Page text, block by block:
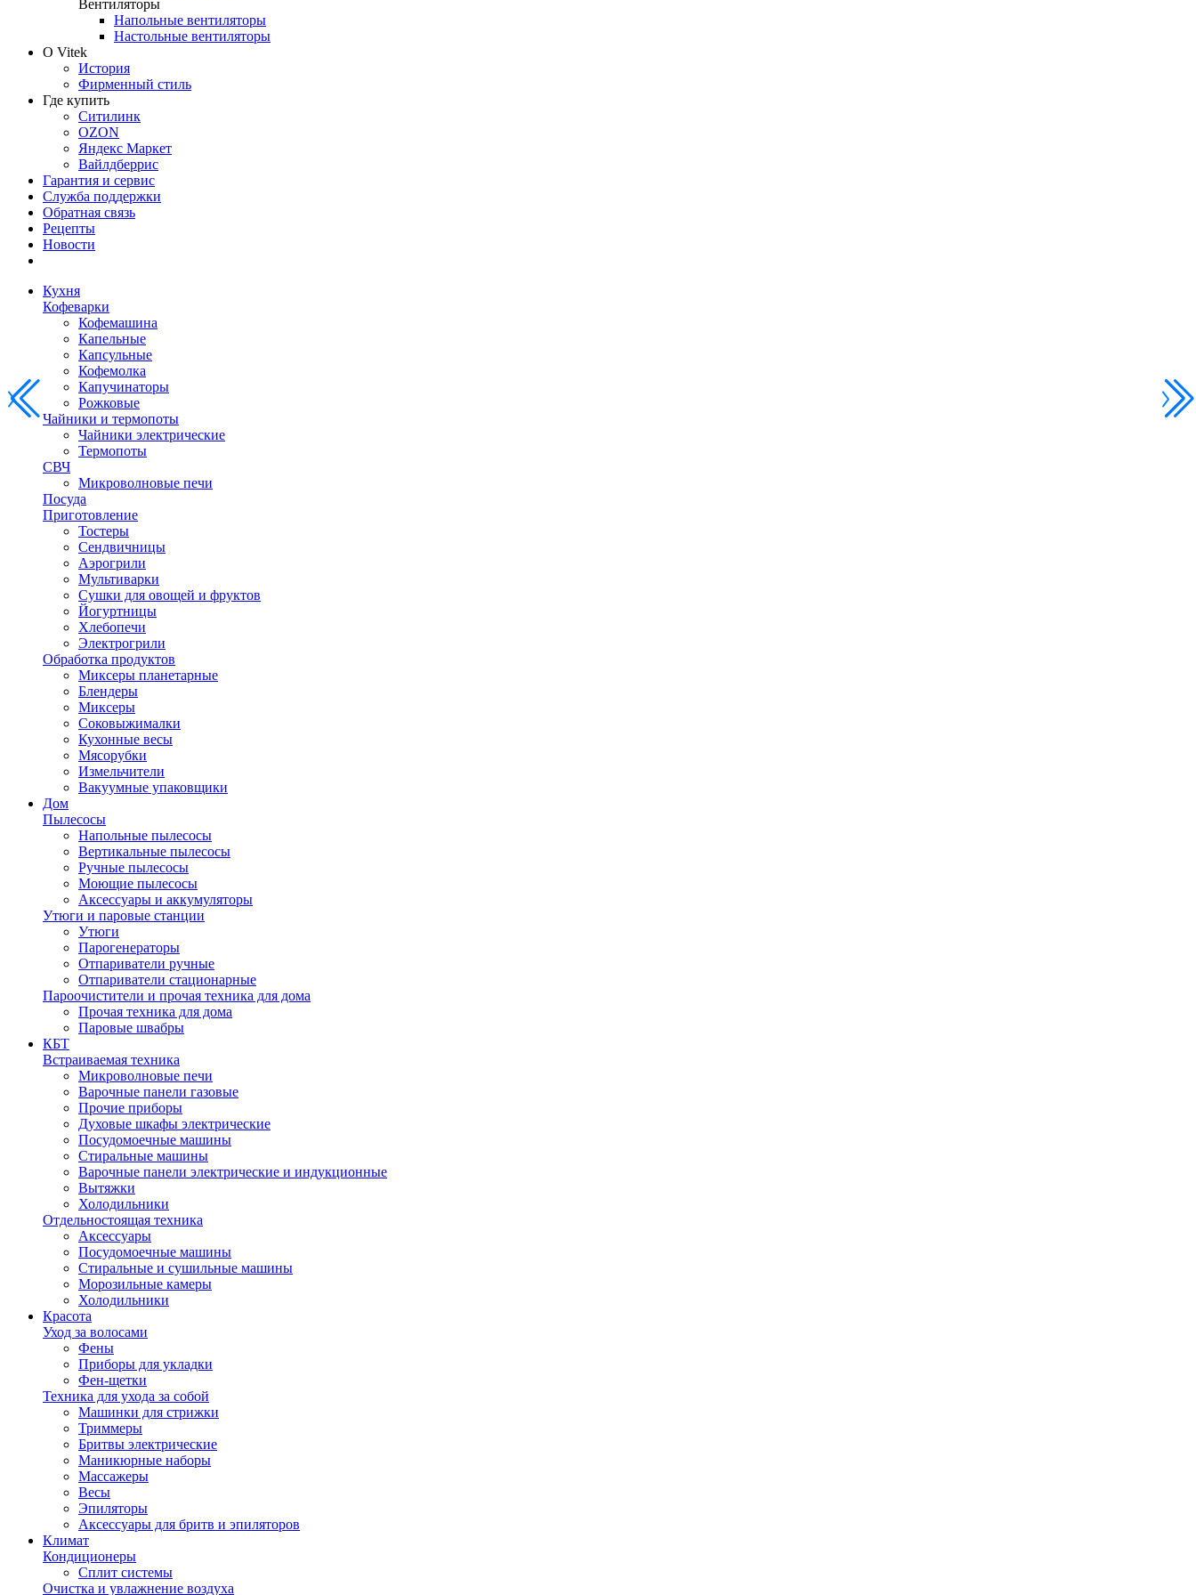
Вентиляторы
Напольные вентиляторы
Настольные вентиляторы
О Vitek
История
Фирменный стиль
Где купить
Ситилинк
OZON
Яндекс Маркет
Вайлдберрис
Гарантия и сервис
Служба поддержки
Обратная связь
Рецепты
Новости
Кухня
Кофеварки
Кофемашина
Капельные
Капсульные
Кофемолка
Капучинаторы
Рожковые
Чайники и термопоты
Чайники электрические
Термопоты
СВЧ
Микроволновые печи
Посуда
Приготовление
Тостеры
Сендвичницы
Аэрогрили
Мультиварки
Сушки для овощей и фруктов
Йогуртницы
Хлебопечи
Электрогрили
Обработка продуктов
Миксеры планетарные
Блендеры
Миксеры
Соковыжималки
Кухонные весы
Мясорубки
Измельчители
Вакуумные упаковщики
Дом
Пылесосы
Напольные пылесосы
Вертикальные пылесосы
Ручные пылесосы
Моющие пылесосы
Аксессуары и аккумуляторы
Утюги и паровые станции
Утюги
Парогенераторы
Отпариватели ручные
Отпариватели стационарные
Пароочистители и прочая техника для дома
Прочая техника для дома
Паровые швабры
КБТ
Встраиваемая техника
Микроволновые печи
Варочные панели газовые
Прочие приборы
Духовые шкафы электрические
Посудомоечные машины
Стиральные машины
Варочные панели электрические и индукционные
Вытяжки
Холодильники
Отдельностоящая техника
Аксессуары
Посудомоечные машины
Стиральные и сушильные машины
Морозильные камеры
Холодильники
Красота
Уход за волосами
Фены
Приборы для укладки
Фен-щетки
Техника для ухода за собой
Машинки для стрижки
Триммеры
Бритвы электрические
Маникюрные наборы
Массажеры
Весы
Эпиляторы
Аксессуары для бритв и эпиляторов
Климат
Кондиционеры
Сплит системы
Очистка и увлажнение воздуха